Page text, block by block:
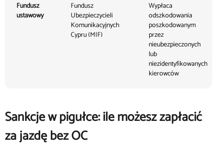
Fundusz
ustawowy
Fundusz
Ubezpieczycieli
Komunikacyjnych
Cypru (MIF)
Wypłaca
odszkodowania
poszkodowanym
przez
nieubezpieczonych
lub
niezidentyfikowanych
kierowców
Sankcje w pigułce: ile możesz zapłacić
za jazdę bez OC